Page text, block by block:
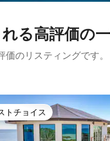
る高⁠評⁠価⁠の
のリスティングです。
トチョイス
トチョイス